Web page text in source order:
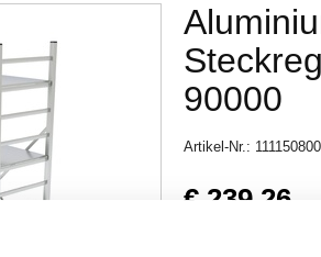
90000
Artikel-Nr.:
€ 239,26